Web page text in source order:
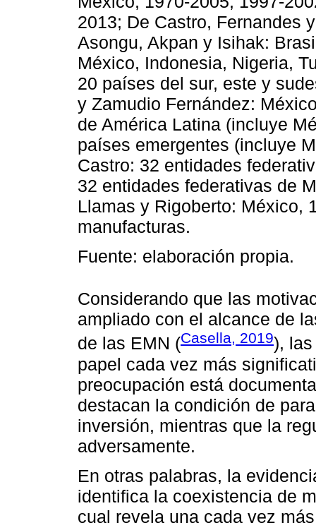
2013; De Castro, Fernandes
Asongu, Akpan y Isihak:
México, Indonesia, Nigeria,
20 países del sur, este y
y Zamudio Fernández:
de América Latina (incluye
países emergentes (incluye
Castro: 32 entidades
32 entidades federativas de
Llamas y Rigoberto: México,
manufacturas.
Fuente: elaboración propia.
Considerando que las
ampliado con el alcance de
de las EMN (Casella, 2019),
papel cada vez más
preocupación está
destacan la condición de
inversión, mientras que la
adversamente.
En otras palabras, la
identifica la coexistencia de
cual revela una cada vez